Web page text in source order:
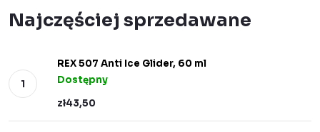
Najczęściej sprzedawane
REX 507 Anti Ice Glider, 60 ml
Dostępny
zł43,50